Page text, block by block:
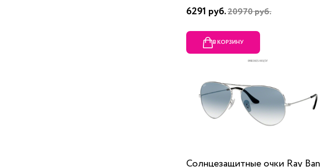
6291 руб.20970 руб.
В КОРЗИНУ
Солнцезащитные очки Ray Ban